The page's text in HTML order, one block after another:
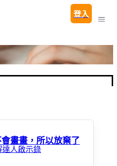
登入
達人啟示錄
畫畫，所以放棄了